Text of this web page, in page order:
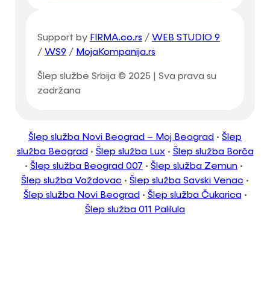
Šlep službe Srbija © 2025 | Sva prava su
zadržana
Support by FIRMA.co.rs / WEB STUDIO 9
/ WS9 / MojaKompanija.rs
Šlep služba Novi Beograd – Moj Beograd • Šlep
služba Beograd • Šlep služba Lux• Šlep služba Borča
• Šlep služba Beograd 007 • Šlep služba Zemun •
Šlep služba Voždovac • Šlep služba Savski Venac •
Šlep služba Novi Beograd • Šlep služba Čukarica•
Šlep služba 011 Palilula